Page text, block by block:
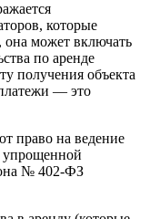
которые
может включать
по аренде
получения объекта
— это
право на ведение
упрощенной
№ 402-ФЗ